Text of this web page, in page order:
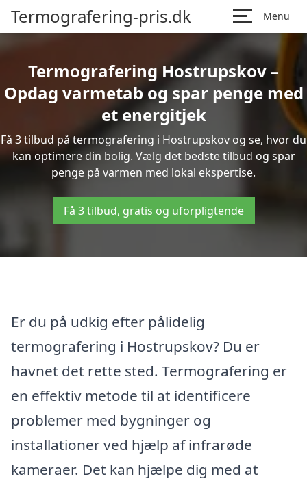
Termografering-pris.dk Menu
Termografering Hostrupskov –
Opdag varmetab og spar penge med
et energitjek
Få 3 tilbud på termografering i Hostrupskov og se, hvor du
kan optimere din bolig. Vælg det bedste tilbud og spar
penge på varmen med lokal ekspertise.
Få 3 tilbud, gratis og uforpligtende
Er du på udkig efter pålidelig
termografering i Hostrupskov? Du er
havnet det rette sted. Termografering er
en effektiv metode til at identificere
problemer med bygninger og
installationer ved hjælp af infrarøde
kameraer. Det kan hjælpe dig med at